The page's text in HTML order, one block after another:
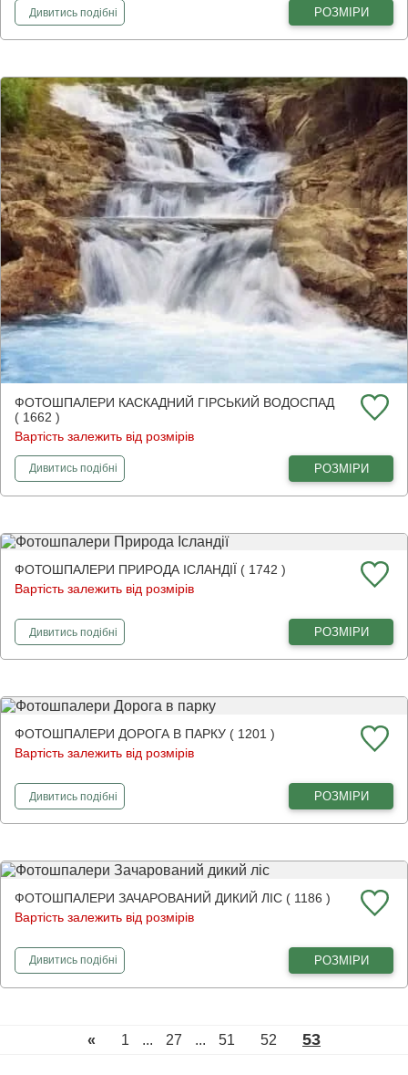
Дивитисьфотошпалери
подібні РОЗМІРИ
ФОТОШПАЛЕРИ КАСКАДНИЙ ГІРСЬКИЙ ВОДОСПАД
( 1662 )
Вартість залежить від розмірів
Дивитисьфотошпалери
подібні РОЗМІРИ
ФОТОШПАЛЕРИ ПРИРОДА ІСЛАНДІЇ ( 1742 )
Вартість залежить від розмірів
Дивитисьфотошпалери
подібні РОЗМІРИ
ФОТОШПАЛЕРИ ДОРОГА В ПАРКУ ( 1201 )
Вартість залежить від розмірів
Дивитисьфотошпалери
подібні РОЗМІРИ
ФОТОШПАЛЕРИ ЗАЧАРОВАНИЙ ДИКИЙ ЛІС ( 1186 )
Вартість залежить від розмірів
Дивитисьфотошпалери
подібні РОЗМІРИ
« 1 ... 27 ... 51 52 53